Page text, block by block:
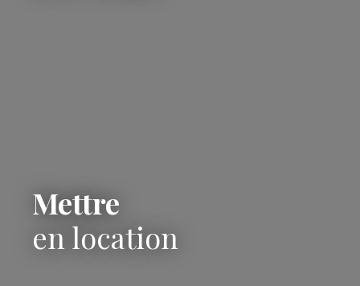
Mettre
en location